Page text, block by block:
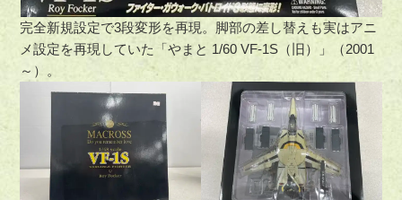
完全新規設定で3段変形を再現。脚部の差し替えも実はアニ
メ設定を再現していた「やまと 1/60 VF-1S（旧）」（2001
～）。